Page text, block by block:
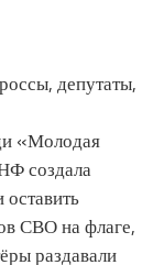
депутаты,
«Молодая
создала
СВО на флаге,
раздавали